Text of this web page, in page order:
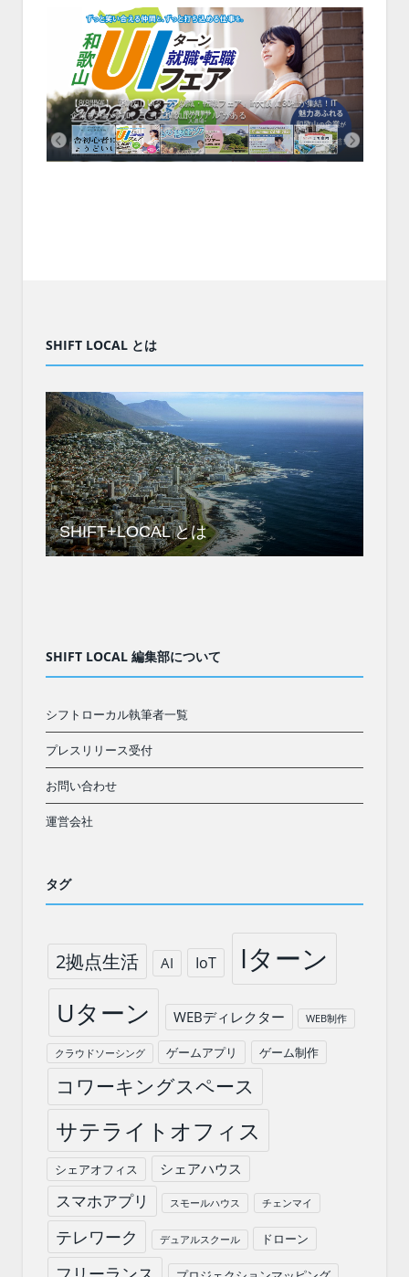
【8/8開催】「和歌山 UIターン就職・転職フェア」in大阪 に30社が集結！IT
企業も5社が参加、ここに“和歌山のリアル”がある
SHIFT LOCAL とは
SHIFT+LOCAL とは
SHIFT LOCAL 編集部について
シフトローカル執筆者一覧
プレスリリース受付
お問い合わせ
運営会社
タグ
2拠点生活 AI IoT Iターン
Uターン WEBディレクター WEB制作
クラウドソーシング ゲームアプリ ゲーム制作
コワーキングスペース
サテライトオフィス
シェアオフィス シェアハウス
スマホアプリ スモールハウス チェンマイ
テレワーク デュアルスクール ドローン